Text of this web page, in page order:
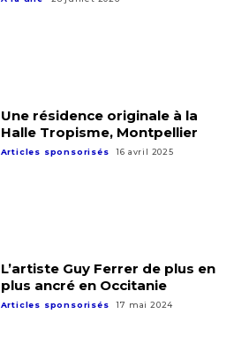
Une résidence originale à la
Halle Tropisme, Montpellier
Articles sponsorisés 16 avril 2025
L’artiste Guy Ferrer de plus en
plus ancré en Occitanie
Articles sponsorisés 17 mai 2024